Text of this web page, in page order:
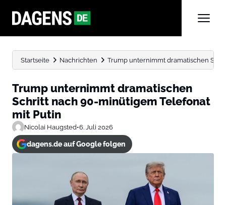
Startseite Nachrichten Trump unternimmt dramatischen
Trump unternimmt dramatischen
Schritt nach 90-minütigem Telefonat
mit Putin
Nicolai Haugsted•6. Juli 2026
dagens.de auf Google folgen